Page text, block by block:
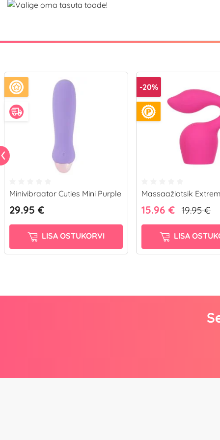
Minivibraator Cuties Mini Purple
29.95 €
LISA OSTUKORVI
-20%
Massaažiotsik
15.96 € 19.95 €
LISA